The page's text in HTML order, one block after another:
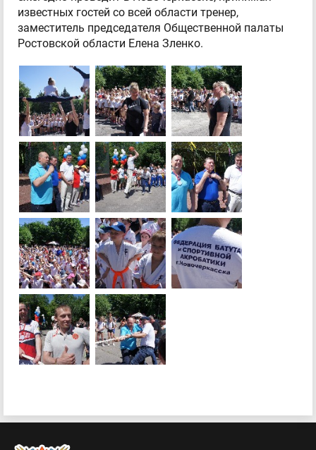
известных гостей со всей области тренер,
заместитель председателя Общественной палаты
Ростовской области Елена Зленко.